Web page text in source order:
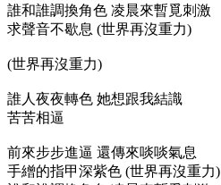
誰和誰調換角色 凌晨來暫覓刺激
求聲音不歇息 (世界再沒重力)
(世界再沒重力)
誰人夜夜轉色 她想跟我結識
苦苦相逼
前來步步進逼 還傳來啖啖氣息
手繒的指甲深紫色 (世界再沒重力)